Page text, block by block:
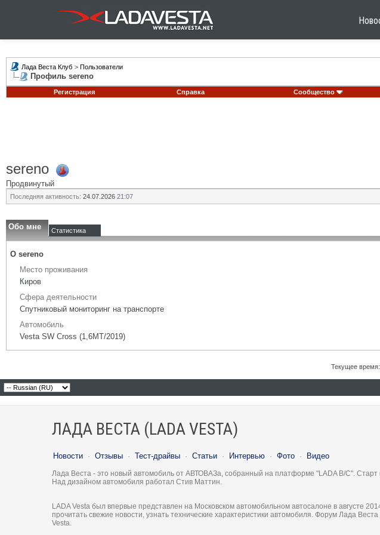
Лада Веста Клуб > Пользователи
Профиль sereno
Регистрация
Справка Сообщество
sereno
Продвинутый
Последняя активность: 24.07.2026 21:07
Обо мне Статистика
О sereno
Место проживания
Киров
Сфера деятельности
Спутниковый мониторинг на транспорте
Автомобиль
Vesta SW Cross (1,6МТ/2019)
Текущее время:
ЛАДА ВЕСТА (LADA VESTA)
Новости · Отзывы · Тест-драйвы · Статьи · Интервью · Фото · Видео
Лада Веста - это новый автомобиль от АВТОВАЗа, собранный на платформе "LADA B/C". Старт
Над дизайном автомобиля работал Стив Маттин.
LADA Vesta был впервые представлен на Московском автомобильном автосалоне в августе
прочитать свежие новости, узнать технические характеристики автомобиля. Форум Лада
Vesta.